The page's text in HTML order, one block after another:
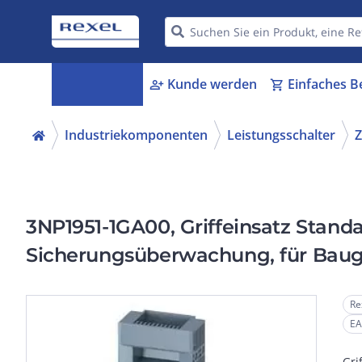
person_add Kunde werden shopping_cart Einfaches
Industriekomponenten Leistungsschalter
3NP1951-1GA00, Griffeinsatz
Sicherungsüberwachung, für